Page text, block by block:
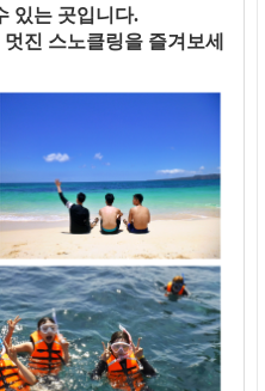
있는 곳입니다.
진 스노클링을 즐겨보세